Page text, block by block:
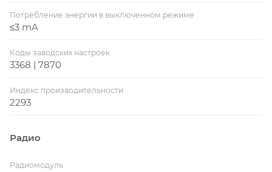
Потребление энергии в выключенном режиме
≤3 mA
Коды заводских настроек
3368 | 7870
Индекс производительности
2293
Радио
Радиомодуль